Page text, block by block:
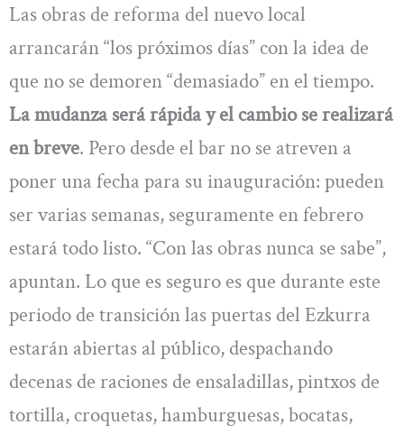
Las obras de reforma del nuevo local
arrancarán “los próximos días” con la idea de
que no se demoren “demasiado” en el tiempo.
La mudanza será rápida y el cambio se realizará
en breve. Pero desde el bar no se atreven a
poner una fecha para su inauguración: pueden
ser varias semanas, seguramente en febrero
estará todo listo. “Con las obras nunca se sabe”,
apuntan. Lo que es seguro es que durante este
periodo de transición las puertas del Ezkurra
estarán abiertas al público, despachando
decenas de raciones de ensaladillas, pintxos de
tortilla, croquetas, hamburguesas, bocatas,